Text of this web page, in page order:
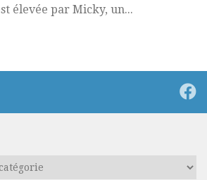
élevée par Micky, un...